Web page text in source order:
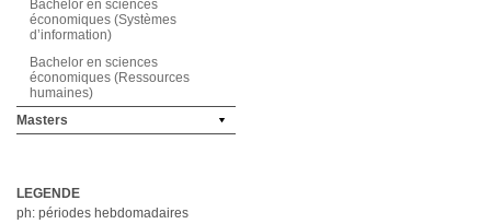
Bachelor en sciences
économiques (Systèmes
d’information)
Bachelor en sciences
économiques (Ressources
humaines)
Masters
LEGENDE
ph: périodes hebdomadaires